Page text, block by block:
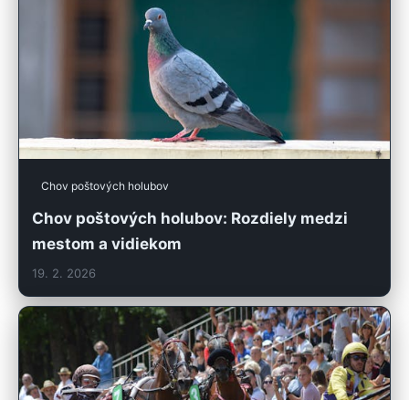
Chov poštových holubov
Chov poštových holubov: Rozdiely medzi
mestom a vidiekom
19. 2. 2026